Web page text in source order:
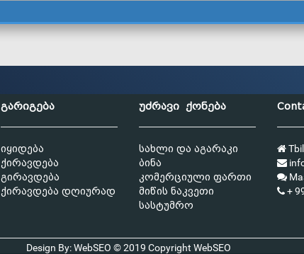
გარიგება
იყიდება
ქირავდება
გირავდება
ქირავდება დღიურად
უძრავი ქონება
სახლი და აგარაკი
ბინა
კომერციული ფართი
მიწის ნაკვეთი
სასტუმრო
+
Design By: WebSEO © 2019 Copyright WebSEO